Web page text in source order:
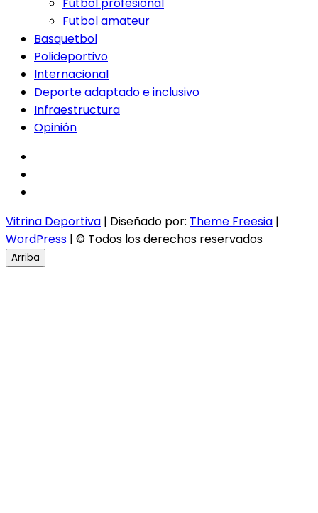
Futbol amateur
Basquetbol
Polideportivo
Internacional
Deporte adaptado e inclusivo
Infraestructura
Opinión
Vitrina Deportiva | Diseñado por: Theme Freesia |
WordPress | © Todos los derechos reservados
Arriba